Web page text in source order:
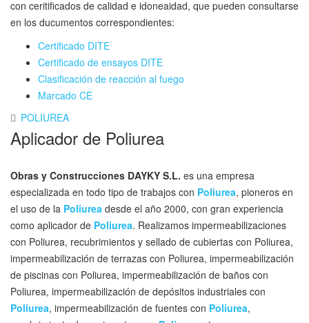
con ceritificados de calidad e idoneaidad, que pueden consultarse
en los ducumentos correspondientes:
Certificado DITE
Certificado de ensayos DITE
Clasificación de reacción al fuego
Marcado CE
POLIUREA
Aplicador de Poliurea
Obras y Construcciones DAYKY S.L. es una empresa
especializada en todo tipo de trabajos con Poliurea, pioneros en
el uso de la Poliurea desde el año 2000, con gran experiencia
como aplicador de Poliurea. Realizamos impermeabilizaciones
con Poliurea, recubrimientos y sellado de cubiertas con Poliurea,
impermeabilización de terrazas con Poliurea, impermeabilización
de piscinas con Poliurea, impermeabilización de baños con
Poliurea, impermeabilización de depósitos industriales con
Poliurea, impermeabilización de fuentes con Poliurea,